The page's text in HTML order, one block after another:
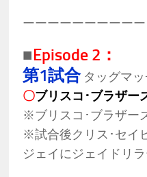
ーーーーーーーーーー
■Episode 2：
第1試合タッグマッ
〇ブリスコ･ブラザー
※ブリスコ･ブラザー
※試合後クリス･セイ
ジェイにジェイドリ